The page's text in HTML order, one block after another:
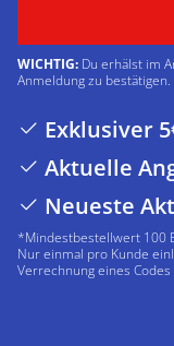
WICHTIG: Du erhälst im
Anmeldung zu
Exklusiver
Aktuelle
Neueste
*Mindestbestellwert 100
Nur einmal pro Kunde
Verrechnung eines